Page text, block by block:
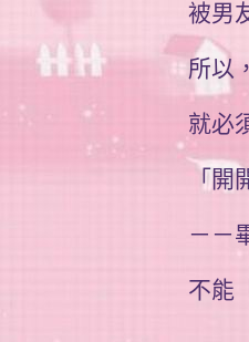
被男
所以
就必
「
－－
不能